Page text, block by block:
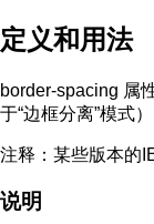
定义和用法
border-spacing 属
于“边框分离”模式）
注释： 某些版本的
说明